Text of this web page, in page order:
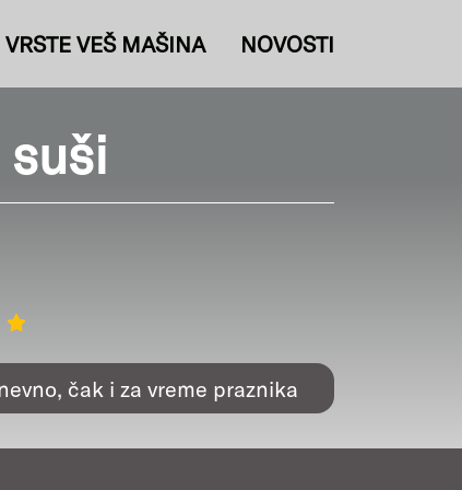
VRSTE VEŠ MAŠINA NOVOSTI
čak i za vreme praznika